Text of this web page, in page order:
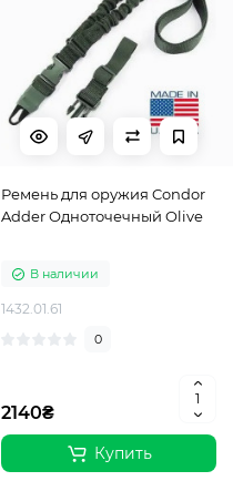
Ремень для оружия Condor
Adder Одноточечный Olive
В наличии
1432.01.61
0
2140₴
Купить